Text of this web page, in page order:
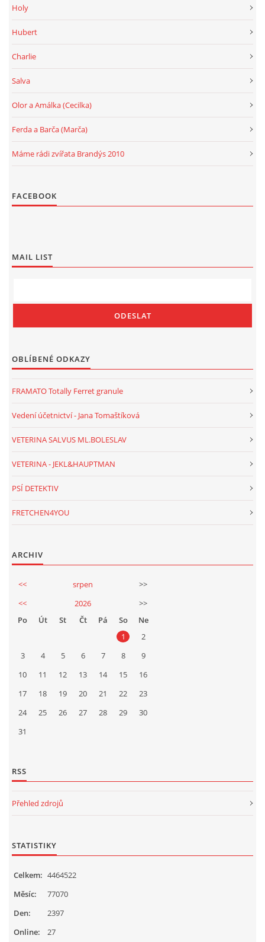
Holy
Hubert
Charlie
Salva
Olor a Amálka (Cecilka)
Ferda a Barča (Marča)
Máme rádi zvířata Brandýs 2010
FACEBOOK
MAIL LIST
OBLÍBENÉ ODKAZY
FRAMATO Totally Ferret granule
Vedení účetnictví - Jana Tomaštíková
VETERINA SALVUS ML.BOLESLAV
VETERINA - JEKL&HAUPTMAN
PSÍ DETEKTIV
FRETCHEN4YOU
ARCHIV
<< srpen
>>
<<
2026
>>
Po
Út St Čt Pá So
Ne
1
2
3
4 5 6 7 8
9
10
11 12 13 14 15
16
17
18 19 20 21 22
23
24
25 26 27 28 29
30
31
RSS
Přehled zdrojů
STATISTIKY
Online: 27
Celkem: 4464522
Měsíc:
77070
Den:
2397